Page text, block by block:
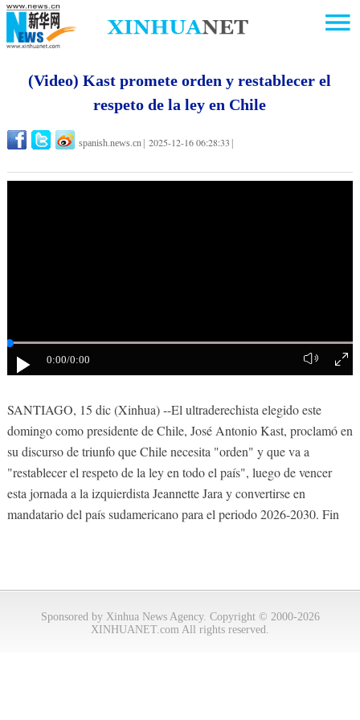
(Video) Kast promete orden y restablecer el
respeto de la ley en Chile
spanish.news.cn 2025-12-16 06:28:33
0:00/0:00
SANTIAGO, 15 dic (Xinhua) --El ultraderechista elegido este
domingo como presidente de Chile, José Antonio Kast, proclamó en
su discurso de triunfo que Chile necesita "orden" y que va a
"restablecer el respeto de la ley en todo el país", luego de vencer
esta jornada a la izquierdista Jeannette Jara y convertirse en
mandatario del país sudamericano para el periodo 2026-2030. Fin
Sponsored by Xinhua News Agency. Copyright © 2000-2026
XINHUANET.com All rights reserved.